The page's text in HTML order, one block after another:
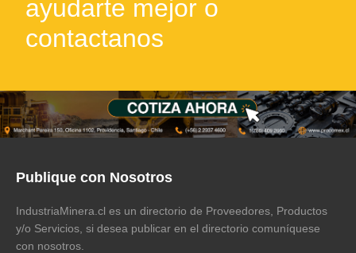
ayudarte mejor o
contactanos
Publique con Nosotros
IndustriaMinera.cl es un directorio de Proveedores, Productos
y/o Servicios, si desea publicar en el directorio comuníquese
con nosotros.